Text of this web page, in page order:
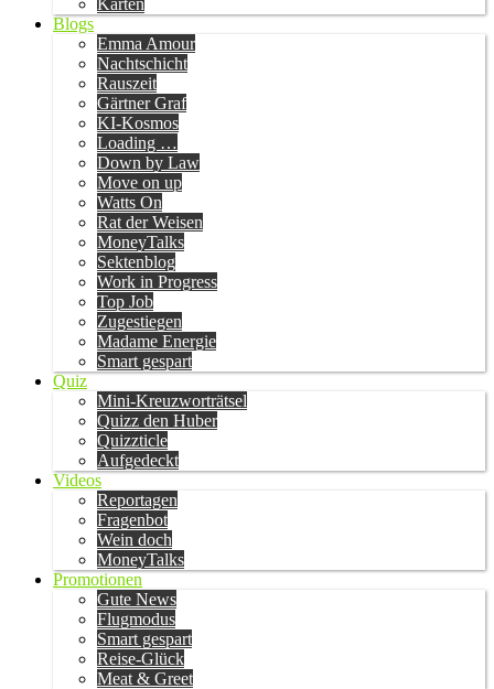
Karten
Blogs
Emma Amour
Nachtschicht
Rauszeit
Gärtner Graf
KI-Kosmos
Loading …
Down by Law
Move on up
Watts On
Rat der Weisen
MoneyTalks
Sektenblog
Work in Progress
Top Job
Zugestiegen
Madame Energie
Smart gespart
Quiz
Mini-Kreuzworträtsel
Quizz den Huber
Quizzticle
Aufgedeckt
Videos
Reportagen
Fragenbot
Wein doch
MoneyTalks
Promotionen
Gute News
Flugmodus
Smart gespart
Reise-Glück
Meat & Greet